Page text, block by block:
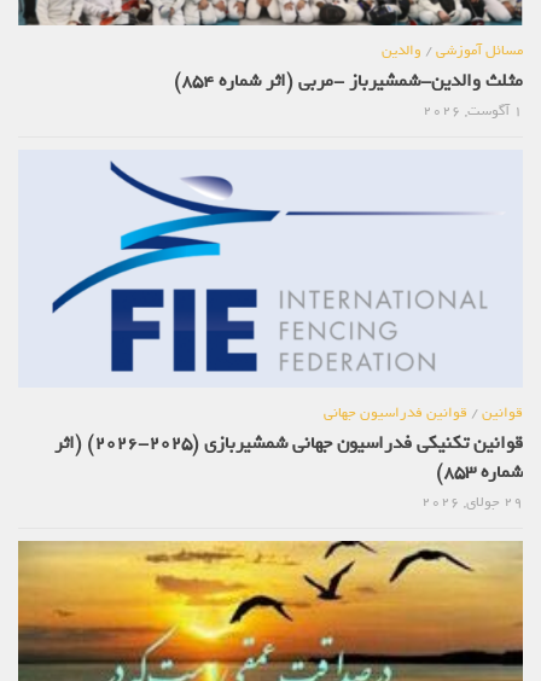
مسائل آموزشی/ والدین
مثلث والدین-شمشیرباز -مربی (اثر شماره 854)
1 آگوست, 2026
قوانین/ قوانین فدراسیون جهانی
قوانین تکنیکی فدراسیون جهانی شمشیربازی (2025-2026) (اثر
شماره 853)
29 جولای, 2026